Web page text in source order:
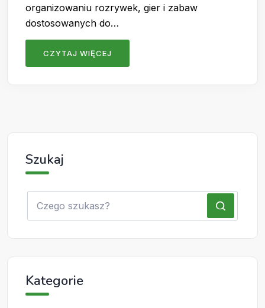
organizowaniu rozrywek, gier i zabaw
dostosowanych do…
CZYTAJ WIĘCEJ
Szukaj
Kategorie